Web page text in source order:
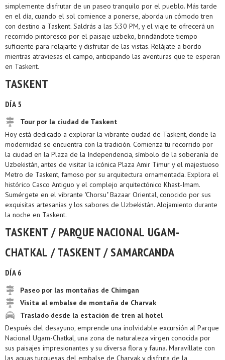
simplemente disfrutar de un paseo tranquilo por el pueblo. Más tarde
en el día, cuando el sol comience a ponerse, aborda un cómodo tren
con destino a Taskent. Saldrás a las 5:30 PM, y el viaje te ofrecerá un
recorrido pintoresco por el paisaje uzbeko, brindándote tiempo
suficiente para relajarte y disfrutar de las vistas. Relájate a bordo
mientras atraviesas el campo, anticipando las aventuras que te esperan
en Taskent.
TASKENT
DÍA 5
Tour por la ciudad de Taskent
Hoy está dedicado a explorar la vibrante ciudad de Taskent, donde la
modernidad se encuentra con la tradición. Comienza tu recorrido por
la ciudad en la Plaza de la Independencia, símbolo de la soberanía de
Uzbekistán, antes de visitar la icónica Plaza Amir Timur y el majestuoso
Metro de Taskent, famoso por su arquitectura ornamentada. Explora el
histórico Casco Antiguo y el complejo arquitectónico Khast-Imam.
Sumérgete en el vibrante "Chorsu" Bazaar Oriental, conocido por sus
exquisitas artesanías y los sabores de Uzbekistán. Alojamiento durante
la noche en Taskent.
TASKENT / PARQUE NACIONAL UGAM-
CHATKAL / TASKENT / SAMARCANDA
DÍA 6
Paseo por las montañas de Chimgan
Visita al embalse de montaña de Charvak
Traslado desde la estación de tren al hotel
Después del desayuno, emprende una inolvidable excursión al Parque
Nacional Ugam-Chatkal, una zona de naturaleza virgen conocida por
sus paisajes impresionantes y su diversa flora y fauna. Maravíllate con
las aguas turquesas del embalse de Charvak y disfruta de la